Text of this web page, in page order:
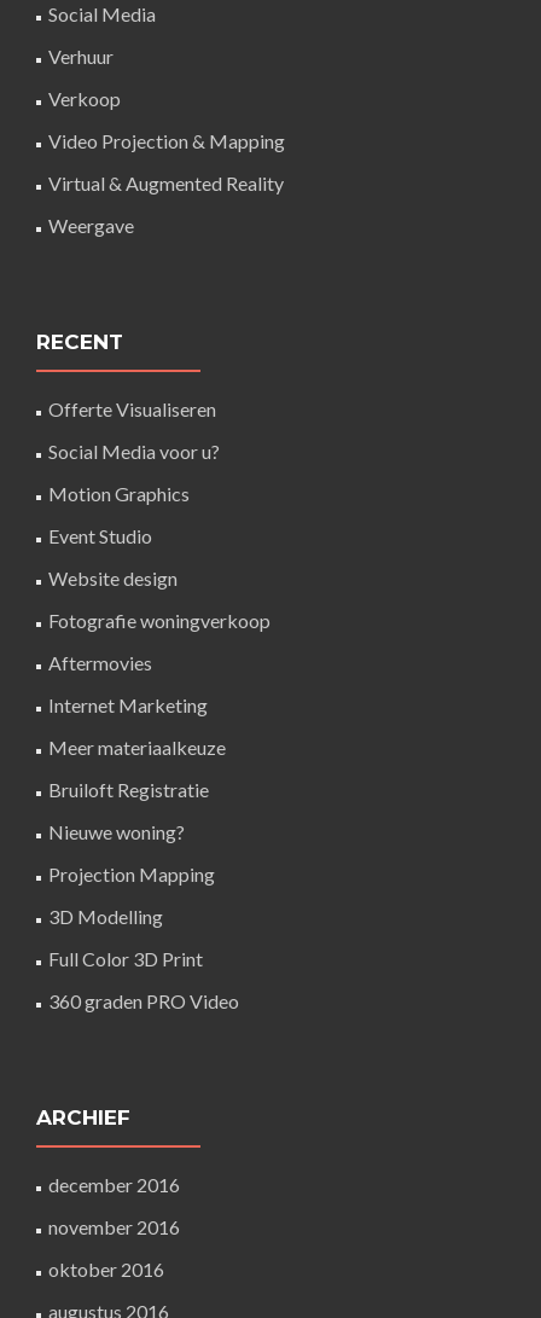
Social Media
Verhuur
Verkoop
Video Projection & Mapping
Virtual & Augmented Reality
Weergave
RECENT
Offerte Visualiseren
Social Media voor u?
Motion Graphics
Event Studio
Website design
Fotografie woningverkoop
Aftermovies
Internet Marketing
Meer materiaalkeuze
Bruiloft Registratie
Nieuwe woning?
Projection Mapping
3D Modelling
Full Color 3D Print
360 graden PRO Video
ARCHIEF
december 2016
november 2016
oktober 2016
augustus 2016